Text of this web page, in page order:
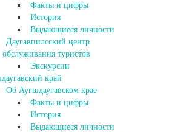
Факты и цифры
История
Выдающиеся личности
Даугавпилсский центр
обслуживания туристов
Экскурсии
край
Об Аугшдаугавском крае
Факты и цифры
История
Выдающиеся личности